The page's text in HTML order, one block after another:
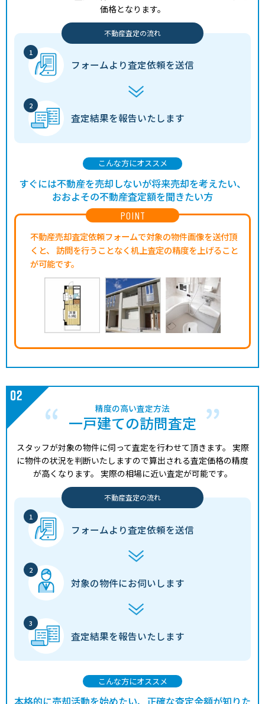
価格となります。
不動産査定の流れ
フォームより査定依頼を送信
査定結果を報告いたします
POINT
不動産売却査定依頼フォームで対象の物件画像を送付頂
くと、
訪問を行うことなく机上査定の精度を上げること
が可能です。
こんな方にオススメ
すぐには不動産を売却しないが将来売却を考えたい、
おおよその不動産査定額を聞きたい方
精度の高い査定方法
一戸建ての訪問査定
スタッフが対象の物件に伺って査定を行わせて頂きます。 実際
に物件の状況を判断いたしますので算出される査定価格の精度
が高くなります。 実際の相場に近い査定が可能です。
不動産査定の流れ
フォームより査定依頼を送信
対象の物件にお伺いします
査定結果を報告いたします
こんな方にオススメ